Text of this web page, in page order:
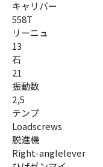
キャリバー
558T
リーニュ
13
石
21
振動数
2,5
テンプ
Loadscrews
脱進機
Right-anglelever